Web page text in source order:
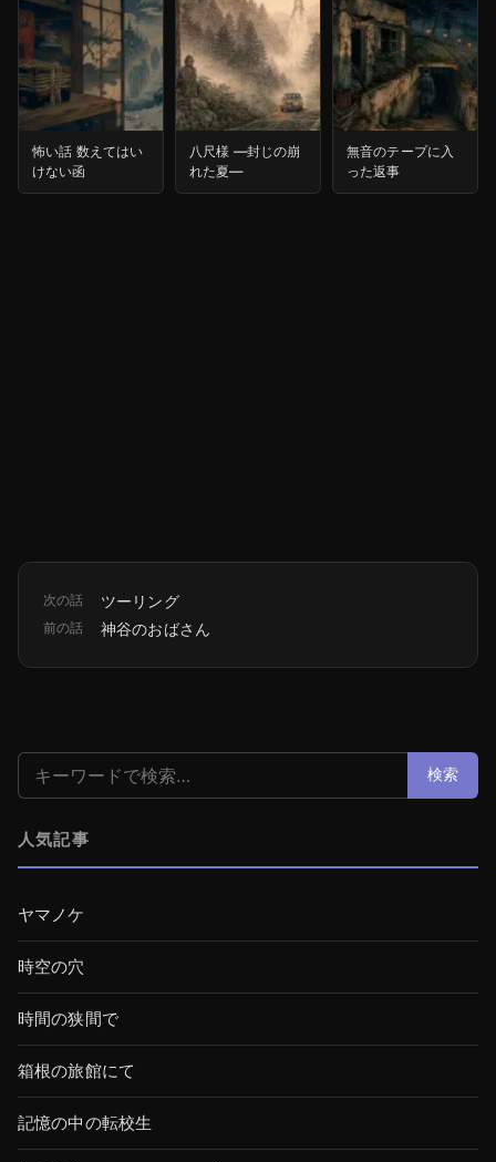
怖い話 数えてはい
けない函
八尺様 ―封じの崩
れた夏―
無音のテープに入
った返事
次の話 ツーリング
前の話 神谷のおばさん
検索: 検索
人気記事
ヤマノケ
時空の穴
時間の狭間で
箱根の旅館にて
記憶の中の転校生